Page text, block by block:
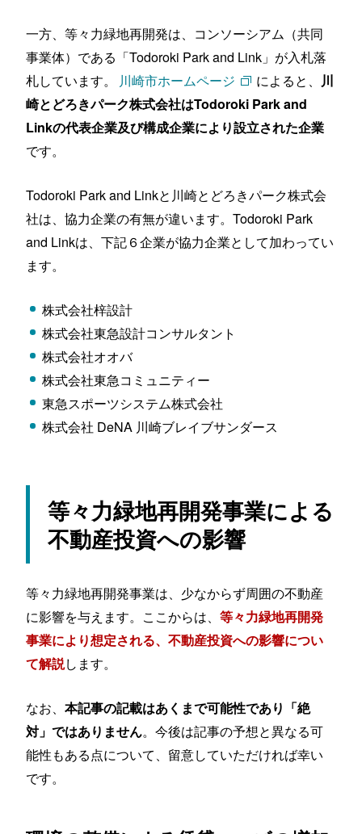
一方、等々力緑地再開発は、コンソーシアム（共同
事業体）である「Todoroki Park and Link」が入札落
札しています。
川崎市ホームページ によると、 川
崎とどろきパーク株式会社はTodoroki Park and
Linkの代表企業及び構成企業により設立された企業
です。
Todoroki Park and Linkと川崎とどろきパーク株式会
社は、協力企業の有無が違います。Todoroki Park
and Linkは、下記６企業が協力企業として加わってい
ます。
株式会社梓設計
株式会社東急設計コンサルタント
株式会社オオバ
株式会社東急コミュニティー
東急スポーツシステム株式会社
株式会社 DeNA 川崎ブレイブサンダース
等々力緑地再開発事業による
不動産投資への影響
等々力緑地再開発事業は、少なからず周囲の不動産
に影響を与えます。ここからは、等々力緑地再開発
事業により想定される、不動産投資への影響につい
て解説します。
なお、本記事の記載はあくまで可能性であり「絶
対」ではありません。今後は記事の予想と異なる可
能性もある点について、留意していただければ幸い
です。